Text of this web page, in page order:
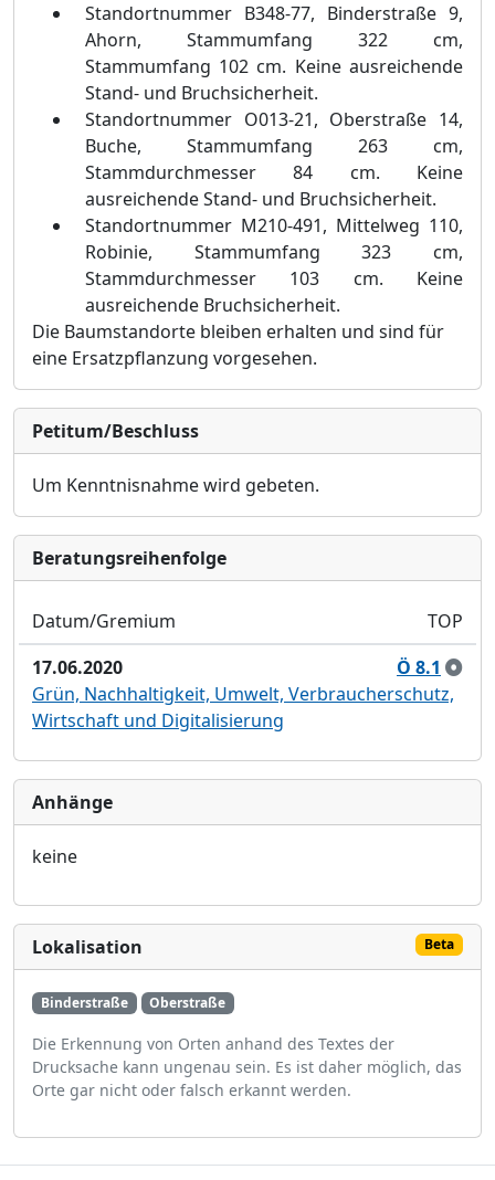
Standortnummer B348-77, Binderstraße 9,
Ahorn, Stammumfang 322 cm,
Stammumfang 102 cm. Keine ausreichende
Stand- und Bruchsicherheit.
Standortnummer O013-21, Oberstraße 14,
Buche, Stammumfang 263 cm,
Stammdurchmesser 84 cm. Keine
ausreichendeStand- und Bruchsicherheit.
Standortnummer M210-491, Mittelweg 110,
Robinie, Stammumfang 323 cm,
Stammdurchmesser 103 cm. Keine
ausreichende Bruchsicherheit.
Die Baumstandorte bleiben erhalten und sind für
eine Ersatzpflanzung vorgesehen.
Petitum/Beschluss
Um Kenntnisnahme wird gebeten.
Bera­tungs­reihen­folge
Datum/Gremium
TOP
17.06.2020
Ö 8.1
Grün, Nachhaltigkeit, Umwelt, Verbraucherschutz,
Wirtschaft und Digitalisierung
Anhänge
keine
Lokalisation Beta
Binderstraße Oberstraße
Die Erkennung von Orten anhand des Textes der
Drucksache kann ungenau sein. Es ist daher möglich, das
Orte gar nicht oder falsch erkannt werden.